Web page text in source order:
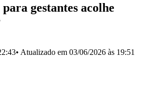
notícias da sua região
CentroChácaras MarcoCidades da
gestantes acolhe
• Atualizado em 03/06/2026 às 19:51